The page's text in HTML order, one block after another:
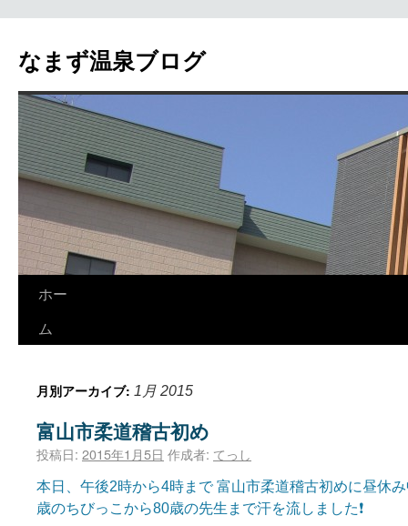
なまず温泉ブログ
ホー
ム
月別アーカイブ: 1月 2015
富山市柔道稽古初め
投稿日: 2015年1月5日 作成者: てっし
本日、午後2時から4時まで 富山市柔道稽古初めに昼休み
歳のちびっこから80歳の先生まで汗を流しました❗